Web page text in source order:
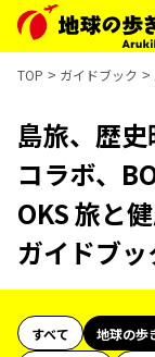
TOP ガイドブック
島旅、歴
コラボ、
OKS 旅と
ガイドブ
すべて 地球の歩